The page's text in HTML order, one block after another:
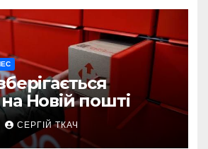
Новій пошті
СЕРГІЙ ТКАЧ